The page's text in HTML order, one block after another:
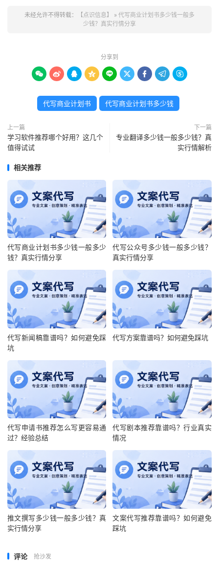
未经允许不得转载： 【点识信息】 » 代写商业计划书多少钱一般多
少钱？真实行情分享
分享到
        
代写商业计划书 代写商业计划书多少钱
上一篇
学习软件推荐哪个好用？这几个
值得试试
下一篇
专业翻译多少钱一般多少钱？真
实行情解析
相关推荐
代写商业计划书多少钱一般多少
钱？真实行情分享
代写公众号多少钱一般多少钱？
真实行情分享
代写新闻稿靠谱吗？如何避免踩
坑
代写方案靠谱吗？如何避免踩坑
代写申请书推荐怎么写更容易通
过？经验总结
代写剧本推荐靠谱吗？行业真实
情况
推文撰写多少钱一般多少钱？真
实行情分享
文案代写推荐靠谱吗？如何避免
踩坑
评论 抢沙发